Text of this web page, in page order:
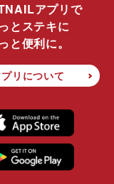
アプリで
とステキに
と便利に。
リについて